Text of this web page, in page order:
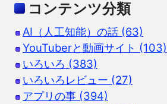
コンテンツ分類
AI（人工知能）の話 (63)
YouTuberと動画サイト (103)
いろいろ (383)
いろいろレビュー (27)
アプリの事 (394)